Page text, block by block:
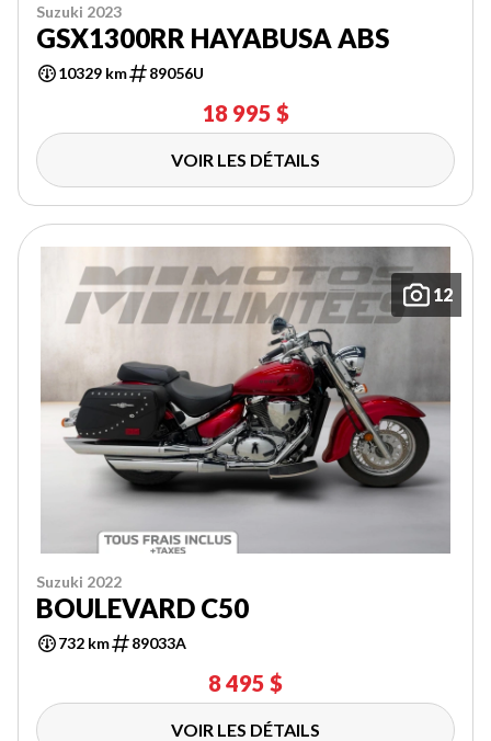
Suzuki 2023
GSX1300RR HAYABUSA ABS
10329 km 89056U
18 995 $
VOIR LES DÉTAILS
12
Suzuki 2022
BOULEVARD C50
732 km 89033A
8 495 $
VOIR LES DÉTAILS